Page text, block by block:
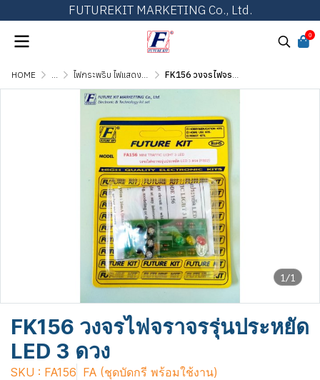
FUTUREKIT MARKETING Co., Ltd.
0
HOME ... ไฟกระพริบ ไฟแสดงผล และไฟเกมส์ต่างๆ FK156 วงจรไฟจราจรรุ่นประหยัด LED 3 ดวง
1/1
FK156 วงจรไฟจราจรรุ่นประหยัด
LED 3 ดวง
SKU : FA156 FA (ชุดบัดกรี พร้อมใช้งาน)